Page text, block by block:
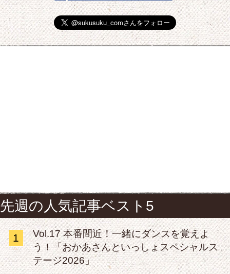
先週の人気記事ベスト5
1
Vol.17 本番間近！一緒にダンスを覚えよ
う！「おかあさんといっしょスペシャルス
テージ2026」